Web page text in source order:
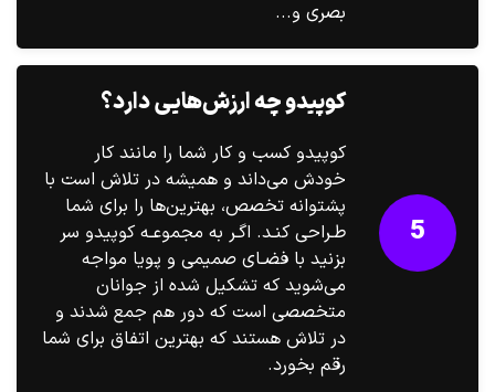
بصری و...
5
کوپیدو چه ارزش‌هایی دارد؟
کوپیدو کسب و کار شما را مانند کار
خودش می‌داند و همیشه در تلاش است با
پشتوانه تخصص، بهترین‌ها را برای شما
طـراحی کنـد. اگـر به مجموعـه کوپیدو سر
بزنید با فضـای صمیمی و پویا مواجه
می‌شوید که تشکیل شده از جوانان
متخصصی است که دور هم جمع شدند و
در تلاش هستند که بهترین اتفاق برای شما
رقم بخورد.